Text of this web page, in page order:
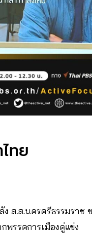
ทย
ส.ส.นครศรีธรรมราช
พรรคการเมืองคู่แข่ง